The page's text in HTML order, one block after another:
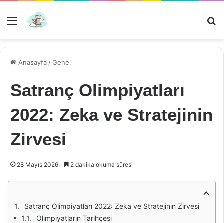
Menü
Anasayfa /Genel
Satranç Olimpiyatları
2022: Zeka ve Stratejinin
Zirvesi
28 Mayıs 2026 2 dakika okuma süresi
Satranç Olimpiyatları 2022: Zeka ve Stratejinin Zirvesi
Olimpiyatların Tarihçesi